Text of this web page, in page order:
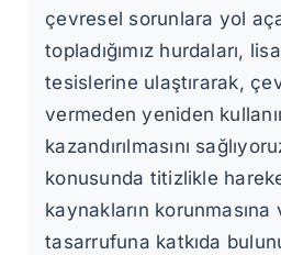
çevresel sorunlara yol
topladığımız hurdaları,
tesislerine ulaştırarak,
vermeden yeniden
kazandırılmasını
konusunda titizlikle
kaynakların korunmasına
tasarrufuna katkıda